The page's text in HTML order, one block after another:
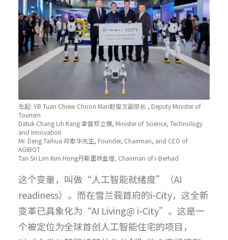
左起: YB Tuan Chiew Choon Man赵俊文副部长 , Deputy Minister of
Tourism
Datuk Chang Lih Kang 拿督郑立慷, Minister of Science, Technology
and Innovation
Mr. Deng Taihua 邓泰华先生, Founder, Chairman, and CEO of
AGIBOT
Tan Sri Lim Kim Hong丹斯里林金煌, Chairman of I-Berhad
这个变量，叫做“人工智能就绪度”（AI
readiness）。而在雪兰莪首府的i-City，这全新
变革已具象化为“AI Living@ i-City”。这是一
个被定位为全球首创人工智能住宅的项目，